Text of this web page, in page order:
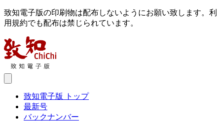
致知電子版の印刷物は配布しないようにお願い致します。利
用規約でも配布は禁じられています。
致知電子版 トップ
最新号
バックナンバー